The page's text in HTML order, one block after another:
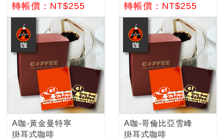
轉帳價：NT$255 轉帳價：NT$255
A咖-黃金曼特寧
掛耳式咖啡
A咖-哥倫比亞雪峰
掛耳式咖啡